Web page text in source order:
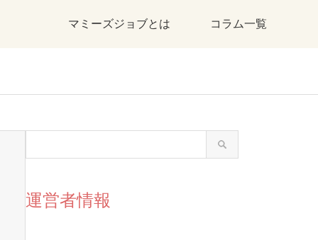
マミーズジョブとは コラム一覧
運営者情報